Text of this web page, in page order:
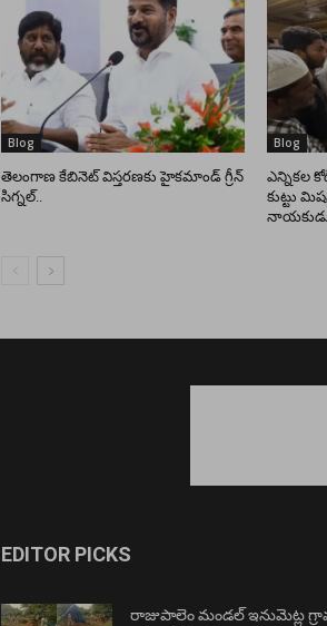
Blog
తెలంగాణ కేబినెట్ విస్తరణకు హైకమాండ్ గ్రీన్
సిగ్నల్..
Blog
ఎన్నికల
కుట్టు
EDITOR PICKS
రాజుపాలెం మండల్ ఇనుమెట్ల